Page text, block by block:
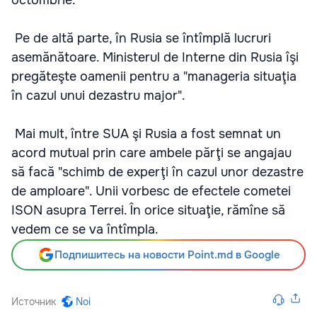
Pe de altă parte, în Rusia se întîmplă lucruri
asemănătoare. Ministerul de Interne din Rusia îşi
pregăteşte oamenii pentru a "manageria situaţia
în cazul unui dezastru major".
Mai mult, între SUA şi Rusia a fost semnat un
acord mutual prin care ambele părţi se angajau
să facă "schimb de experţi în cazul unor dezastre
de amploare". Unii vorbesc de efectele cometei
ISON asupra Terrei. În orice situaţie, rămîne să
vedem ce se va întîmpla.
Подпишитесь на новости Point.md в Google
Источник Noi